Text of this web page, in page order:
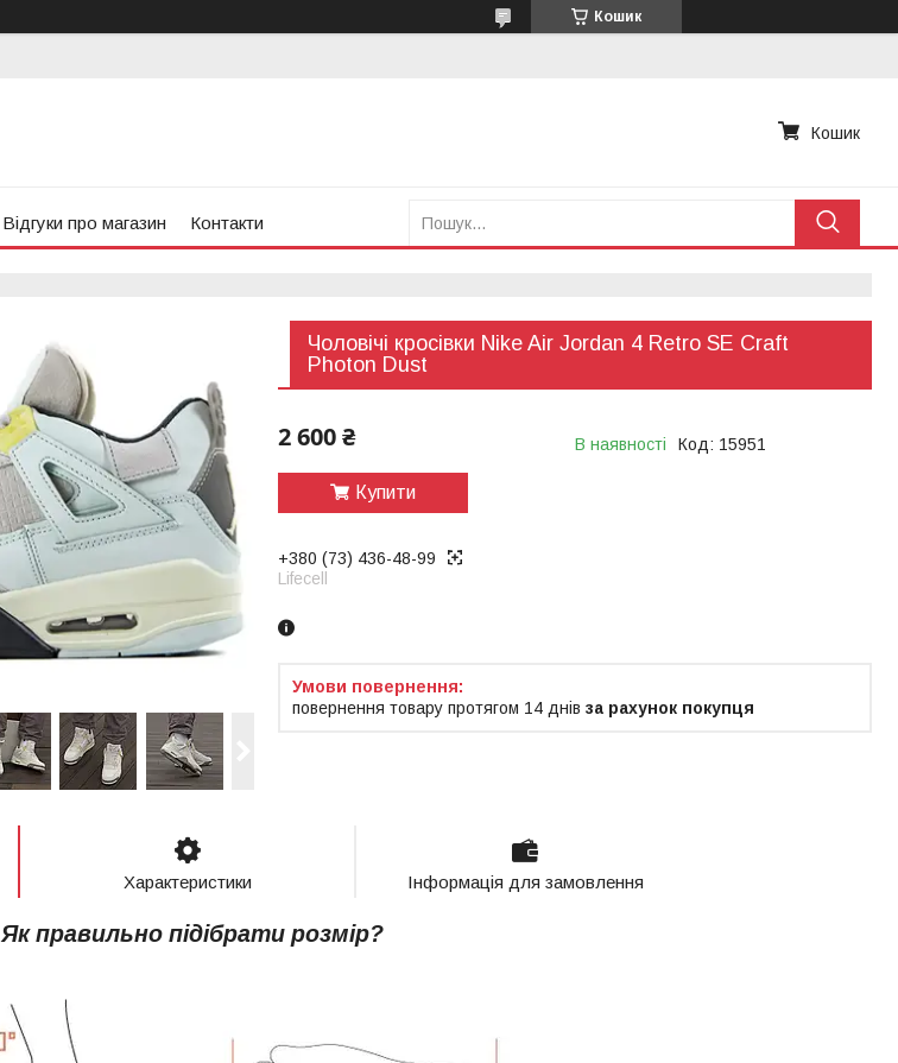
Кошик
Кошик
Відгуки про магазин Контакти
Чоловічі кросівки Nike Air Jordan 4 Retro SE Craft
Photon Dust
2 600 ₴ В наявності Код: 15951
Купити
+380 (73) 436-48-99
Lifecell
повернення товару протягом 14 днів за рахунок покупця
Характеристики Інформація для замовлення
Як правильно підібрати розмір?